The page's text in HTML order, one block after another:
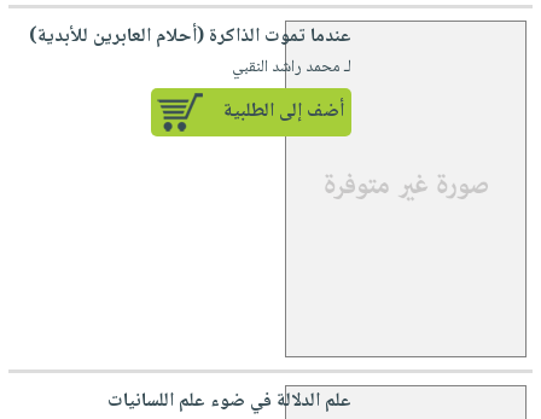
عندما تموت الذاكرة (أحلام العابرين للأبدية)
لـ محمد راشد النقبي
أضف إلى الطلبية
علم الدلالة في ضوء علم اللسانيات